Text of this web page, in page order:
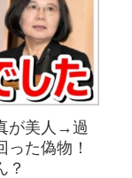
が美人→過
た偽物！
？